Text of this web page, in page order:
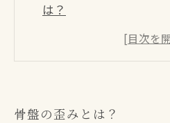
は？
骨盤矯正で改善される
正しい姿勢を手に入れ
骨盤矯正で健康な未来
骨盤の歪みとは？